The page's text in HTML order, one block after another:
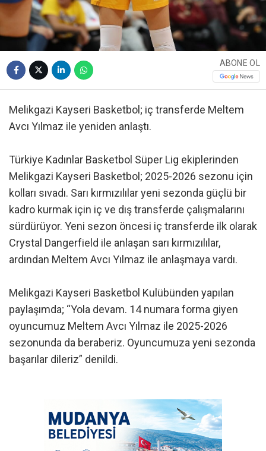
ABONE OL
Melikgazi Kayseri Basketbol; iç transferde Meltem
Avcı Yılmaz ile yeniden anlaştı.
Türkiye Kadınlar Basketbol Süper Lig ekiplerinden
Melikgazi Kayseri Basketbol; 2025-2026 sezonu için
kolları sıvadı. Sarı kırmızılılar yeni sezonda güçlü bir
kadro kurmak için iç ve dış transferde çalışmalarını
sürdürüyor. Yeni sezon öncesi iç transferde ilk olarak
Crystal Dangerfield ile anlaşan sarı kırmızılılar,
ardından Meltem Avcı Yılmaz ile anlaşmaya vardı.
Melikgazi Kayseri Basketbol Kulübünden yapılan
paylaşımda; “Yola devam. 14 numara forma giyen
oyuncumuz Meltem Avcı Yılmaz ile 2025-2026
sezonunda da beraberiz. Oyuncumuza yeni sezonda
başarılar dileriz” denildi.